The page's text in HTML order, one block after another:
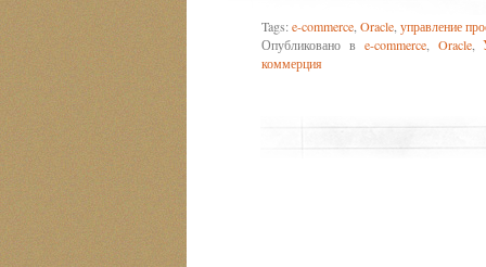
Tags: e-commerce Oracle управление
Опубликовано в e-commerce, Oracle,
коммерция